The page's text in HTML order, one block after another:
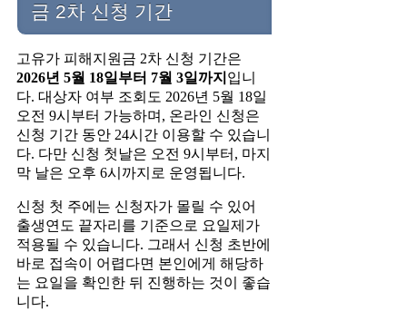
금 2차 신청 기간
고유가 피해지원금 2차 신청 기간은
2026년 5월 18일부터 7월 3일까지 입니
다. 대상자 여부 조회도 2026년 5월 18일
오전 9시부터 가능하며, 온라인 신청은
신청 기간 동안 24시간 이용할 수 있습니
다. 다만 신청 첫날은 오전 9시부터, 마지
막 날은 오후 6시까지로 운영됩니다.
신청 첫 주에는 신청자가 몰릴 수 있어
출생연도 끝자리를 기준으로 요일제가
적용될 수 있습니다. 그래서 신청 초반에
바로 접속이 어렵다면 본인에게 해당하
는 요일을 확인한 뒤 진행하는 것이 좋습
니다.